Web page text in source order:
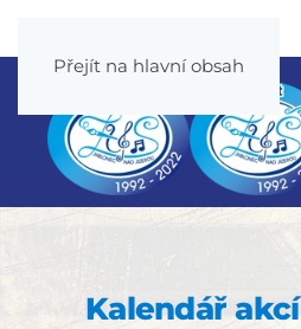
Přejít na hlavní obsah
Kalendář akcí